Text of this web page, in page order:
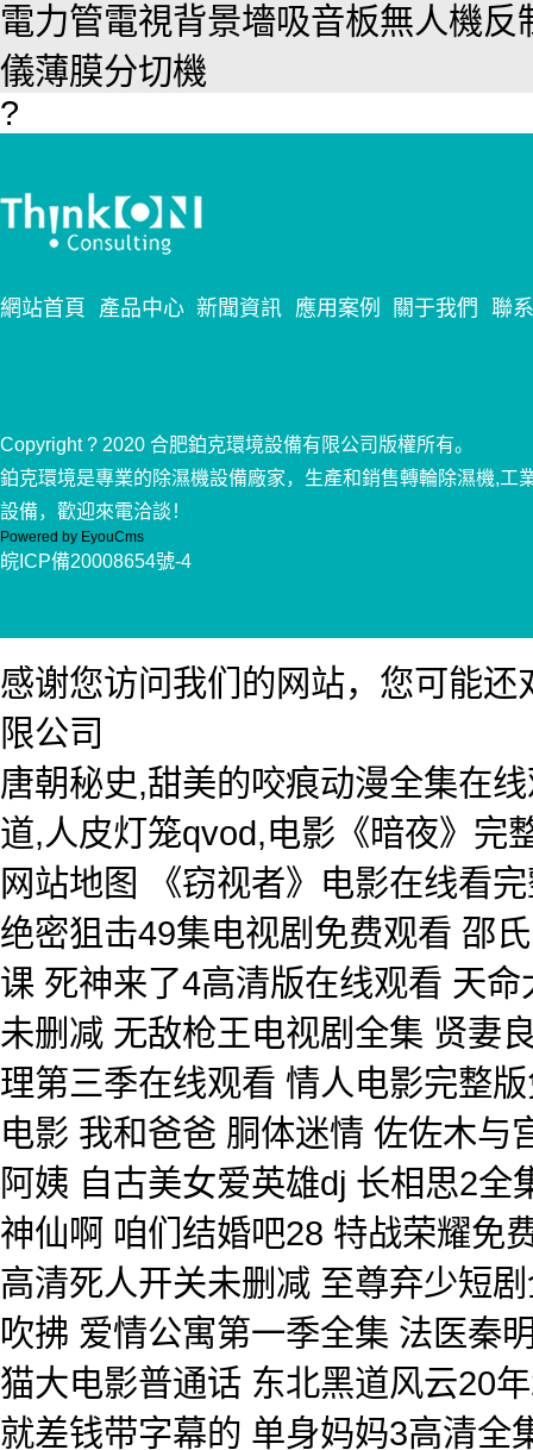
電力管電視背景墻吸音板無人機反
儀薄膜分切機
?
網站首頁 產品中心 新聞資訊 應用案例 關于我們 聯
Copyright ? 2020 合肥鉑克環境設備有限公司版權所有。
鉑克環境是專業的除濕機設備廠家，生產和銷售轉輪除濕機,工
設備，歡迎來電洽談！
Powered by EyouCms
皖ICP備20008654號-4
感谢您访问我们的网站，您可能
限公司
唐朝秘史,甜美的咬痕动漫全集在
道,人皮灯笼qvod,电影《暗夜》完
网站地图
《窃视者》电影在线看
绝密狙击49集电视剧免费观看 邵
课 死神来了4高清版在线观看 天
未删减 无敌枪王电视剧全集 贤妻
理第三季在线观看 情人电影完整
电影 我和爸爸 胴体迷情 佐佐木
阿姨 自古美女爱英雄dj 长相思2
神仙啊 咱们结婚吧28 特战荣耀免
高清死人开关未删减 至尊弃少短
吹拂 爱情公寓第一季全集 法医秦
猫大电影普通话 东北黑道风云20
就差钱带字幕的 单身妈妈3高清全